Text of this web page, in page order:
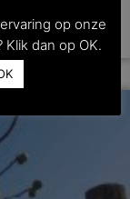
op onze
dan op OK.